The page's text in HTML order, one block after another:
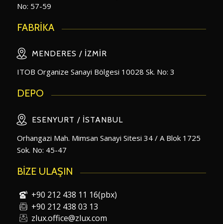
No: 57-59
FABRİKA
MENDERES / İZMIR
ITOB Organize Sanayi Bölgesi 10028 Sk. No: 3
DEPO
ESENYURT / İSTANBUL
Orhangazi Mah. Mimsan Sanayi Sitesi 34 / A Blok 1725
Sok. No: 45-47
BİZE ULAŞIN
+90 212 438 11 16(pbx)
+90 212 438 03 13
zlux.office@zlux.com